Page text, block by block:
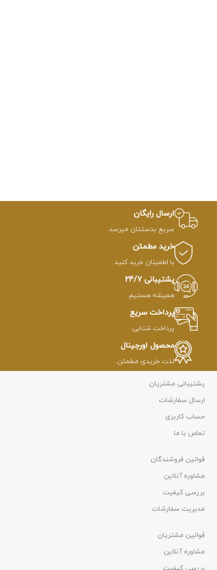
ارسال رایگان
سریع بدستتان میرسد.
خرید مطمئن
با اطمینان خرید کنید.
پشتیبانی 24/7
همیشه هستیم.
پرداخت سریع
پرداخت شتابی.
محصول اورجینال
لذت خریدی مطمئن.
پشتیبانی مشتریان
ارسال سفارشات
حساب کاربری
تماس با ما
قوانین فروشندگان
مشاوره آنلاین
بررسی کیفیت
مدیریت سفارشات
قوانین مشتریان
مشاوره آنلاین
بررسی کیفیت